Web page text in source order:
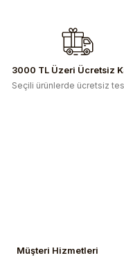
3000 TL Üzeri Ücretsiz
Seçili ürünlerde ücretsiz
Müşteri Hizmetleri